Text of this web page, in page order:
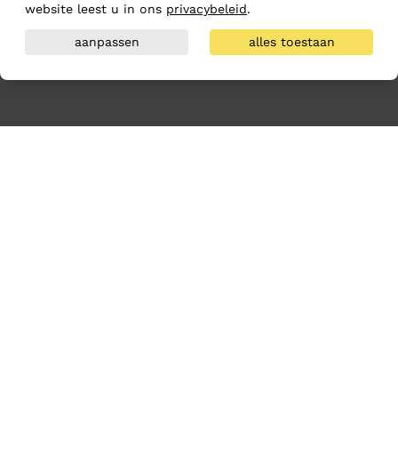
website leest u in ons privacybeleid.
aanpassen alles toestaan